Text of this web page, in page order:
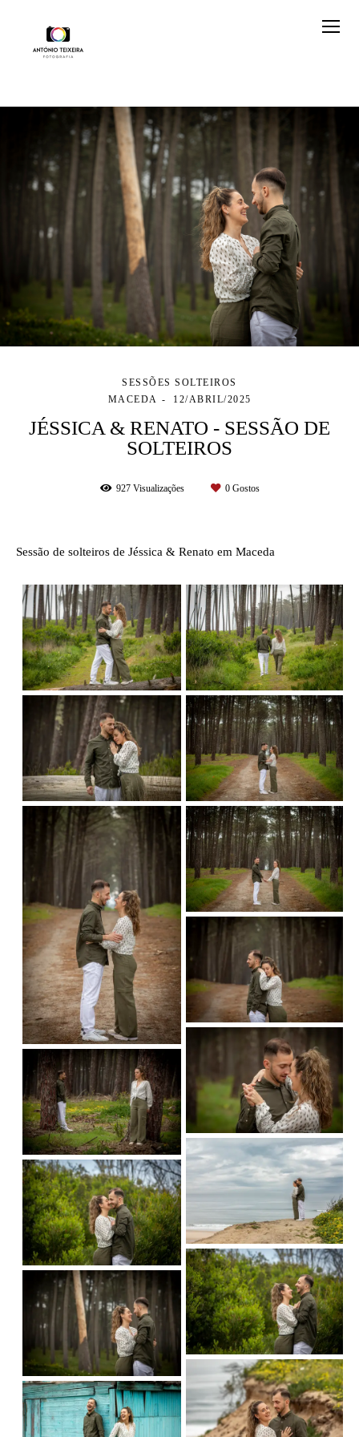
SESSÕES SOLTEIROS
MACEDA
12/ABRIL/2025
JÉSSICA & RENATO - SESSÃO DE
SOLTEIROS
927Visualizações 0Gostos
Sessão de solteiros de Jéssica & Renato em Maceda